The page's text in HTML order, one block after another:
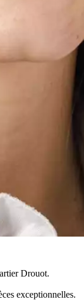
Drouot.
exceptionnelles.